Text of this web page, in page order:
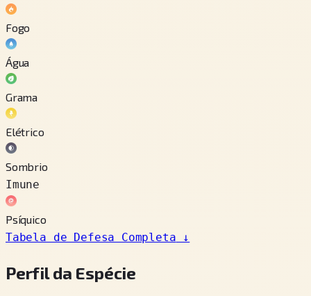
Fogo
Água
Grama
Elétrico
Sombrio
Imune
Psíquico
Tabela de Defesa Completa ↓
Perfil da Espécie